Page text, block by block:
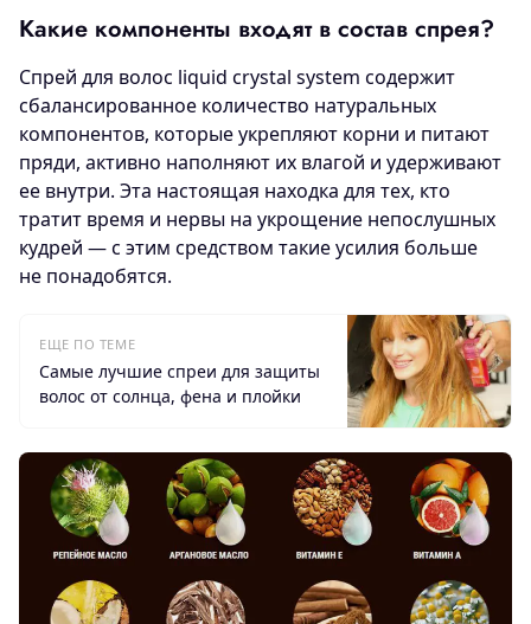
Какие компоненты входят в состав спрея?
Спрей для волос liquid crystal system содержит
сбалансированное количество натуральных
компонентов, которые укрепляют корни и питают
пряди, активно наполняют их влагой и удерживают
ее внутри. Эта настоящая находка для тех, кто
тратит время и нервы на укрощение непослушных
кудрей — с этим средством такие усилия больше
не понадобятся.
ЕЩЕ ПО ТЕМЕ
Самые лучшие спреи для защиты
волос от солнца, фена и плойки